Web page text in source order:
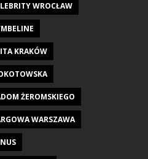
WROCŁAW
KRAKÓW
ŻEROMSKIEGO
WARSZAWA